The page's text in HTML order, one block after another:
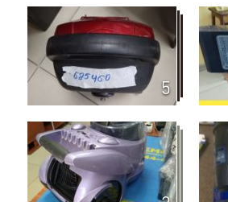
Стоимость доставки
одну сторону
Порядок расчета
двум формам: наличный и
безналичный расчет.
5